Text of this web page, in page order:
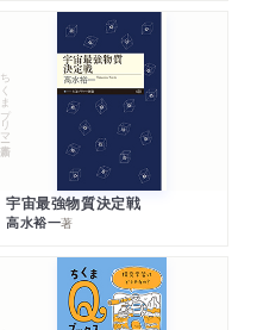
ちくまプリマー新書
宇宙最強物質決定戦
高水裕一著